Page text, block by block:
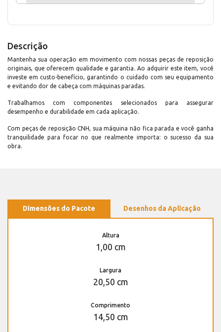
Descrição
Mantenha sua operação em movimento com nossas peças de reposição
originais, que oferecem qualidade e garantia. Ao adquirir este item, você
investe em custo-benefício, garantindo o cuidado com seu equipamento
e evitando dor de cabeça com máquinas paradas.
Trabalhamos com componentes selecionados para assegurar
desempenho e durabilidade em cada aplicação.
Com peças de reposição CNH, sua máquina não fica parada e você ganha
tranquilidade para focar no que realmente importa: o sucesso da sua
obra.
Dimensões do Pacote Desenhos da Aplicação
Altura
1,00 cm
Largura
20,50 cm
Comprimento
14,50 cm